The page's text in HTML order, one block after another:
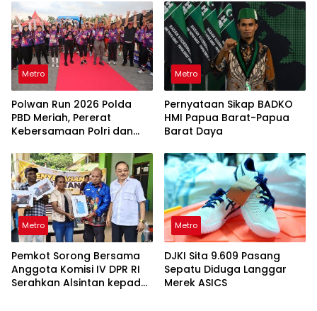
Metro
Polwan Run 2026 Polda
PBD Meriah, Pererat
Kebersamaan Polri dan
Metro
Pernyataan Sikap BADKO
HMI Papua Barat-Papua
Barat Daya
Metro
Pemkot Sorong Bersama
Anggota Komisi IV DPR RI
Serahkan Alsintan kepada
Metro
DJKI Sita 9.609 Pasang
Sepatu Diduga Langgar
Merek ASICS